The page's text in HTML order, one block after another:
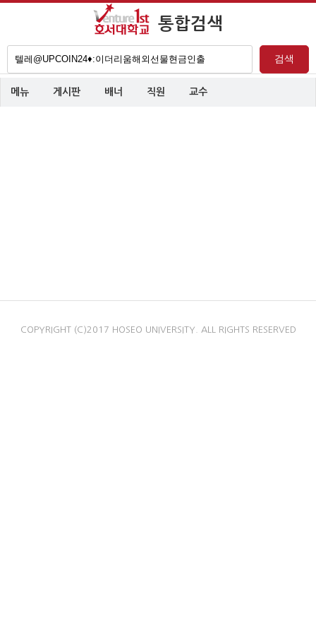
통합검색
검색
메뉴 게시판 배너 직원 교수
COPYRIGHT (C)2017 HOSEO UNIVERSITY. ALL RIGHTS RESERVED